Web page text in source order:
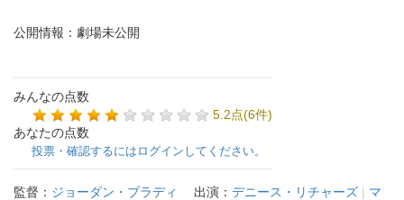
公開情報：劇場未公開
みんなの点数
5.2点(6件)
あなたの点数
投票・確認するにはログインしてください。
監督： ジョーダン・ブラディ 出演： デニース・リチャーズ | マ